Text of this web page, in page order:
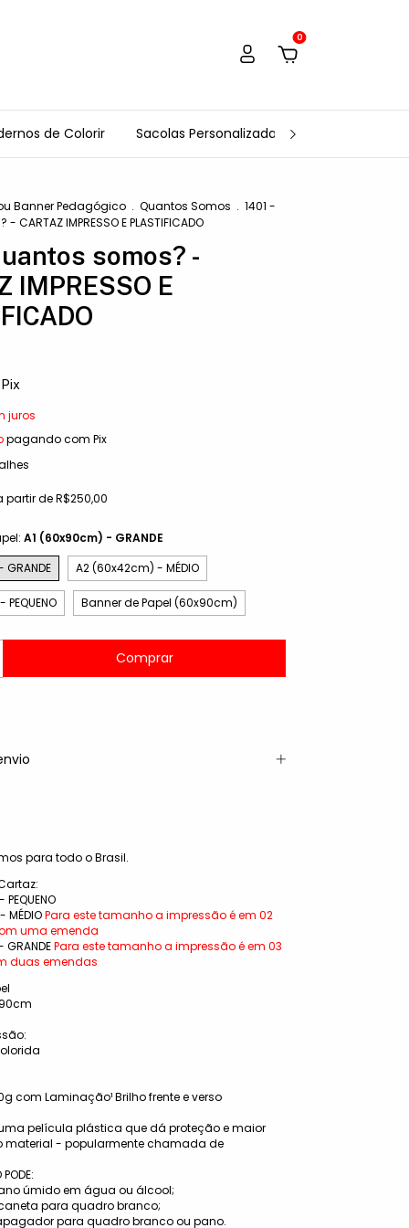
0
de Colorir Sacolas Personalizadas
Banner Pedagógico . Quantos Somos . 1401 -
IMPRESSO E PLASTIFICADO
somos? -
IMPRESSO E
Pix
juros
pagando com Pix
partir deR$250,00
A1 (60x90cm) - GRANDE
A2 (60x42cm) - MÉDIO
Banner de Papel (60x90cm)
para todo o Brasil.
Para este tamanho a impressão é em 02
uma emenda
Para este tamanho a impressão é em 03
duas emendas
com Laminação¹ Brilho frente e verso
película plástica que dá proteção e maior
material - popularmente chamada de
úmido em água ou álcool;
para quadro branco;
para quadro branco ou pano.